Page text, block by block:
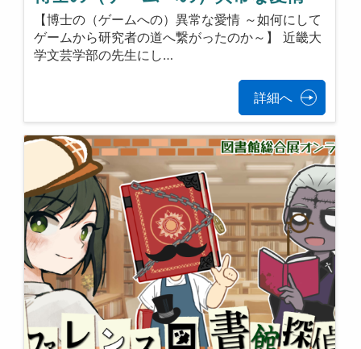
【博士の（ゲームへの）異常な愛情 ～如何にして
ゲームから研究者の道へ繋がったのか～】 近畿大
学文芸学部の先生にし…
詳細へ